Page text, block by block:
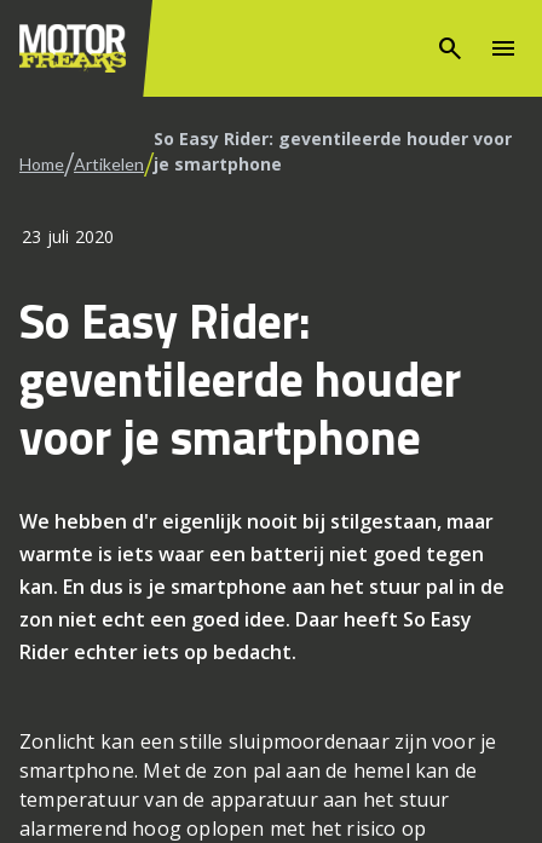
search menu
Home/Artikelen/So Easy Rider: geventileerde houder voor
je smartphone
23 juli 2020
So Easy Rider:
geventileerde houder
voor je smartphone
We hebben d'r eigenlijk nooit bij stilgestaan, maar
warmte is iets waar een batterij niet goed tegen
kan. En dus is je smartphone aan het stuur pal in de
zon niet echt een goed idee. Daar heeft So Easy
Rider echter iets op bedacht.
Zonlicht kan een stille sluipmoordenaar zijn voor je
smartphone. Met de zon pal aan de hemel kan de
temperatuur van de apparatuur aan het stuur
alarmerend hoog oplopen met het risico op